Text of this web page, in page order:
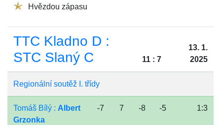
Hvězdou zápasu
TTC Kladno D :
STC Slaný C
11 : 7
13. 1.
2025
Regionální soutěž I. třídy
Tomáš Bílý : Albert
Grzonka
-7 7 -8 -5 1:3